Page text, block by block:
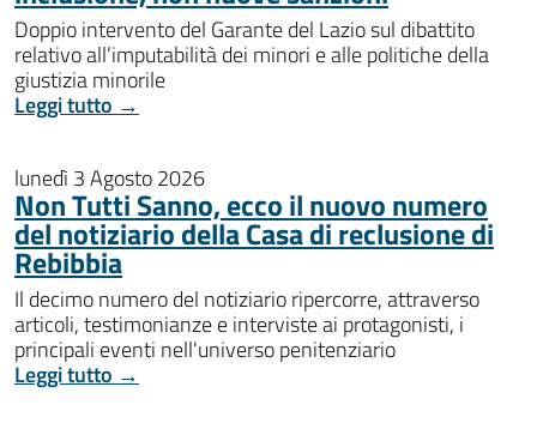
Doppio intervento del Garante del Lazio sul dibattito
relativo all’imputabilità dei minori e alle politiche della
giustizia minorile
Leggi tutto →
lunedì 3 Agosto 2026
Non Tutti Sanno, ecco il nuovo numero
del notiziario della Casa di reclusione di
Rebibbia
Il decimo numero del notiziario ripercorre, attraverso
articoli, testimonianze e interviste ai protagonisti, i
principali eventi nell'universo penitenziario
Leggi tutto →